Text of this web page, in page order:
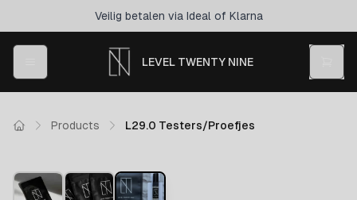
Veilig betalen via Ideal of Klarna
LEVEL TWENTY NINE
Products L29.0 Testers/Proefjes